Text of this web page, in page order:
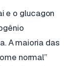
e o glucagon
A maioria das
normal”